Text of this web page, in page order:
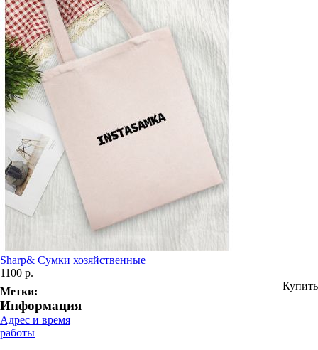
Sharp& Сумки хозяйственные
1100 р.
Купить
Метки:
Информация
Адрес и время
работы